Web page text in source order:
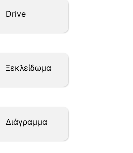
Drive
Ξεκλείδωμα
Διάγραμμα